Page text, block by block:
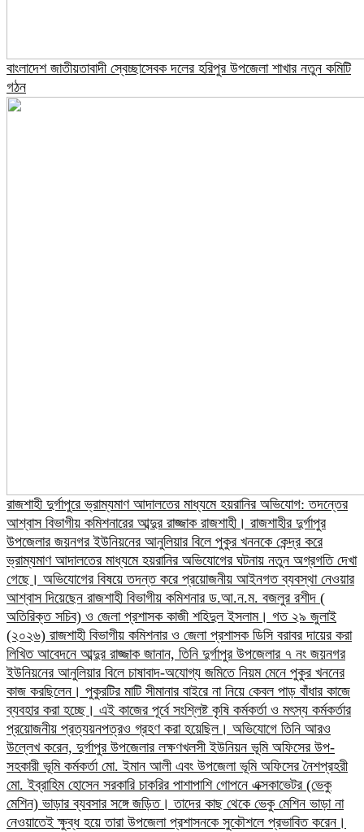
বাংলাদেশ জাতীয়তাবাদী স্বেচ্ছাসেবক দলের হরিপুর উপজেলা শাখার নতুন কমিটি
গঠন
রাজশাহী দুর্গাপুরে ভ্রাম্যমাণ আদালতের মাধ্যমে হয়রানির অভিযোগ: তদন্তের
আশ্বাস বিভাগীয় কমিশনারের আব্দুর রাজ্জাক রাজশাহী। রাজশাহীর দুর্গাপুর
উপজেলার জয়নগর ইউনিয়নের আনুলিয়ার বিলে পুকুর খননকে কেন্দ্র করে
ভ্রাম্যমাণ আদালতের মাধ্যমে হয়রানির অভিযোগের ঘটনায় নতুন অগ্রগতি দেখা
গেছে। অভিযোগের বিষয়ে তদন্ত করে প্রয়োজনীয় আইনগত ব্যবস্থা নেওয়ার
আশ্বাস দিয়েছেন রাজশাহী বিভাগীয় কমিশনার ড.আ.ন.ম. বজলুর রশীদ (
অতিরিক্ত সচিব) ও জেলা প্রশাসক কাজী শহিদুল ইসলাম। গত ২৯ জুলাই
(২০২৬) রাজশাহী বিভাগীয় কমিশনার ও জেলা প্রশাসক ডিসি বরাবর দায়ের করা
লিখিত আবেদনে আব্দুর রাজ্জাক জানান, তিনি দুর্গাপুর উপজেলার ৭ নং জয়নগর
ইউনিয়নের আনুলিয়ার বিলে চাষাবাদ-অযোগ্য জমিতে নিয়ম মেনে পুকুর খননের
কাজ করছিলেন। পুকুরটির মাটি সীমানার বাইরে না নিয়ে কেবল পাড় বাঁধার কাজে
ব্যবহার করা হচ্ছে। এই কাজের পূর্বে সংশ্লিষ্ট কৃষি কর্মকর্তা ও মৎস্য কর্মকর্তার
প্রয়োজনীয় প্রত্যয়নপত্রও গ্রহণ করা হয়েছিল।​ অভিযোগে তিনি আরও
উল্লেখ করেন, দুর্গাপুর উপজেলার লক্ষণখলসী ইউনিয়ন ভূমি অফিসের উপ-
সহকারী ভূমি কর্মকর্তা মো. ইমান আলী এবং উপজেলা ভূমি অফিসের নৈশপ্রহরী
মো. ইব্রাহিম হোসেন সরকারি চাকরির পাশাপাশি গোপনে এক্সকাভেটর (ভেকু
মেশিন) ভাড়ার ব্যবসার সঙ্গে জড়িত। তাদের কাছ থেকে ভেকু মেশিন ভাড়া না
নেওয়াতেই ক্ষুব্ধ হয়ে তারা উপজেলা প্রশাসনকে সুকৌশলে প্রভাবিত করেন।